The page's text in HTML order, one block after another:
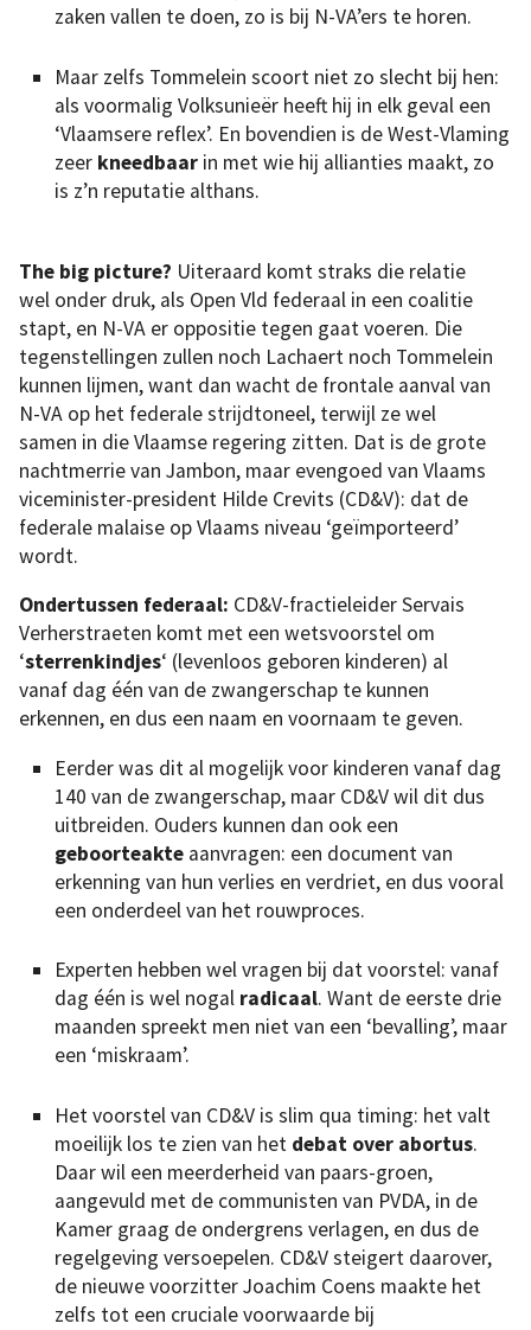
zaken vallen te doen, zo is bij N-VA’ers te horen.
Maar zelfs Tommelein scoort niet zo slecht bij hen:
als voormalig Volksunieër heeft hij in elk geval een
‘Vlaamsere reflex’. En bovendien is de West-Vlaming
zeer kneedbaar in met wie hij allianties maakt, zo
is z’n reputatie althans.
The big picture? Uiteraard komt straks die relatie
wel onder druk, als Open Vld federaal in een coalitie
stapt, en N-VA er oppositie tegen gaat voeren. Die
tegenstellingen zullen noch Lachaert noch Tommelein
kunnen lijmen, want dan wacht de frontale aanval van
N-VA op het federale strijdtoneel, terwijl ze wel
samen in die Vlaamse regering zitten. Dat is de grote
nachtmerrie van Jambon, maar evengoed van Vlaams
viceminister-president Hilde Crevits (CD&V): dat de
federale malaise op Vlaams niveau ‘geïmporteerd’
wordt.
Ondertussen federaal: CD&V-fractieleider Servais
Verherstraeten komt met een wetsvoorstel om
‘sterrenkindjes‘ (levenloos geboren kinderen) al
vanaf dag één van de zwangerschap te kunnen
erkennen, en dus een naam en voornaam te geven.
Eerder was dit al mogelijk voor kinderen vanaf dag
140 van de zwangerschap, maar CD&V wil dit dus
uitbreiden. Ouders kunnen dan ook een
geboorteakte aanvragen: een document van
erkenning van hun verlies en verdriet, en dus vooral
een onderdeel van het rouwproces.
Experten hebben wel vragen bij dat voorstel: vanaf
dag één is wel nogal radicaal. Want de eerste drie
maanden spreekt men niet van een ‘bevalling’, maar
een ‘miskraam’.
Het voorstel van CD&V is slim qua timing: het valt
moeilijk los te zien van het debat over abortus.
Daar wil een meerderheid van paars-groen,
aangevuld met de communisten van PVDA, in de
Kamer graag de ondergrens verlagen, en dus de
regelgeving versoepelen. CD&V steigert daarover,
de nieuwe voorzitter Joachim Coens maakte het
zelfs tot een cruciale voorwaarde bij